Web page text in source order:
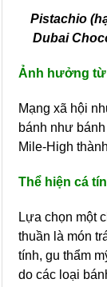
Pistachio
Dubai
Ảnh hưởng từ
Mạng xã hội
bánh như
Mile-High
Thể hiện cá
Lựa chọn một
thuần là món
tính, gu thẩm
do các loại